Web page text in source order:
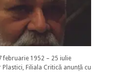
februarie 1952 – 25 iulie
Filiala Critică anunță cu